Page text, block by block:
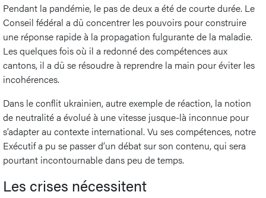
Pendant la pandémie, le pas de deux a été de courte durée. Le
Conseil fédéral a dû concentrer les pouvoirs pour construire
une réponse rapide à la propagation fulgurante de la maladie.
Les quelques fois où il a redonné des compétences aux
cantons, il a dû se résoudre à reprendre la main pour éviter les
incohérences.
Dans le conflit ukrainien, autre exemple de réaction, la notion
de neutralité a évolué à une vitesse jusque-là inconnue pour
s’adapter au contexte international. Vu ses compétences, notre
Exécutif a pu se passer d’un débat sur son contenu, qui sera
pourtant incontournable dans peu de temps.
Les crises nécessitent